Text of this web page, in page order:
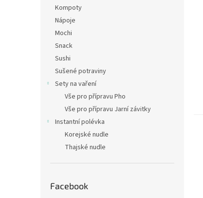
Kompoty
Nápoje
Mochi
Snack
Sushi
Sušené potraviny
Sety na vaření
Vše pro přípravu Pho
Vše pro přípravu Jarní závitky
Instantní polévka
Korejské nudle
Thajské nudle
Facebook